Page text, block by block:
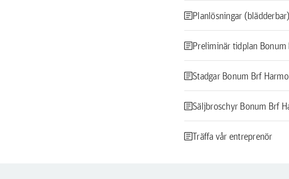
articlePlanlösningar (blädderbar)
articlePreliminär tidplan Bonum
articleStadgar Bonum Brf
articleSäljbroschyr Bonum Brf
articleTräffa vår entreprenör